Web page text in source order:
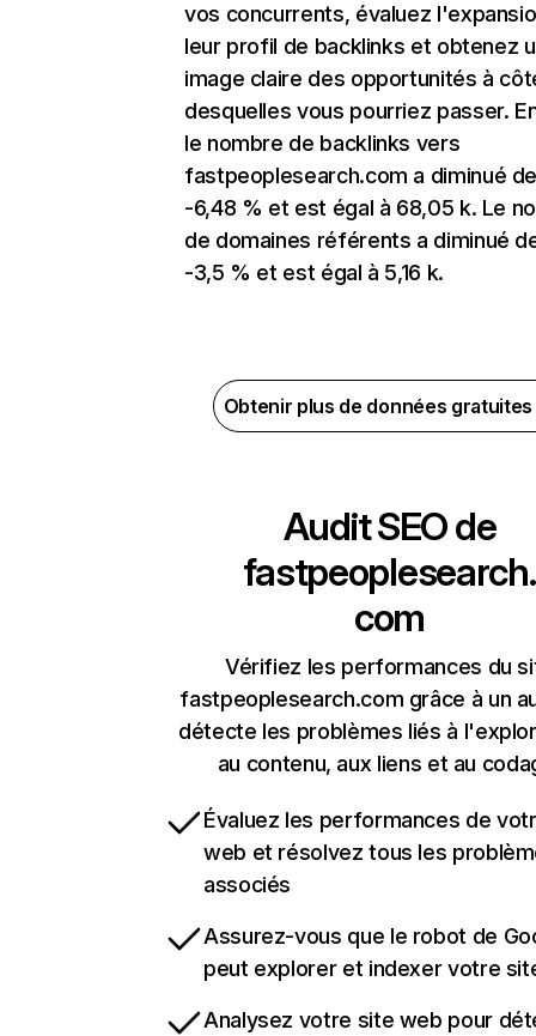
vos concurrents, évaluez
leur profil de backlinks et obtenez
image claire des opportunités à
desquelles vous pourriez passer.
le nombre de backlinks vers
fastpeoplesearch.com a diminué
-6,48 % et est égal à 68,05 k. Le
de domaines référents a diminué
-3,5 % et est égal à 5,16 k.
Obtenir plus de données
Audit SEO de
fastpeoplesearch.
com
Vérifiez les performances du
fastpeoplesearch.com grâce à un
détecte les problèmes liés à
au contenu, aux liens et au
Évaluez les performances de
web et résolvez tous les
associés
Assurez-vous que le robot de
peut explorer et indexer votre
Analysez votre site web pour